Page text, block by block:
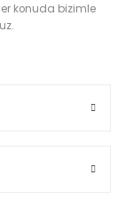
konuda bizimle